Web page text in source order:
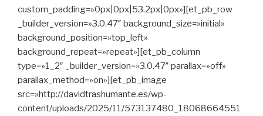
custom_padding=»0px|0px|53.2px|0px»][et_pb_row
_builder_version=»3.0.47″ background_size=»initial»
background_position=»top_left»
background_repeat=»repeat»][et_pb_column
type=»1_2″ _builder_version=»3.0.47″ parallax=»off»
parallax_method=»on»][et_pb_image
src=»http://davidtrashumante.es/wp-
content/uploads/2025/11/573137480_18068664551